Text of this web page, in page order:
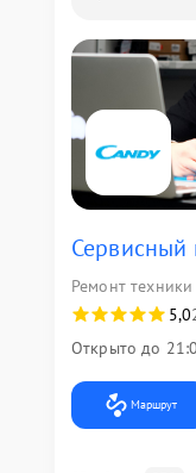
Сервисный
Ремонт
5,0
Открыто до
Маршрут